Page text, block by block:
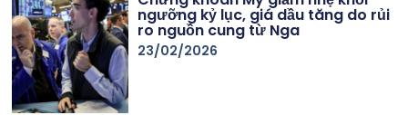
ngưỡng kỷ lục, giá dầu tăng do rủi
ro nguồn cung từ Nga
23/02/2026